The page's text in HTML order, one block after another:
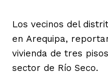
Los vecinos del
en Arequipa,
vivienda de tres
sector de Río Seco.